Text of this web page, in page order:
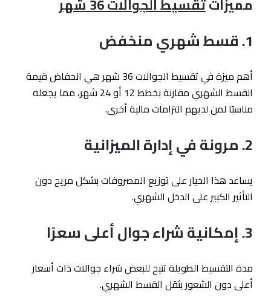
1. قسط شهري منخفض
أهم ميزة في تقسيط الجوالات 36 شهر هي انخفاض قيمة
القسط الشهري مقارنة بخطط 12 أو 24 شهر، مما يجعله
مناسبًا لمن لديهم التزامات مالية أخرى.
2. مرونة في إدارة الميزانية
يساعد هذا الخيار على توزيع المصروفات بشكل مريح دون
التأثير الكبير على الدخل الشهري.
3. إمكانية شراء جوال أعلى سعرًا
مدة التقسيط الطويلة تتيح للبعض شراء جوالات ذات أسعار
أعلى دون الشعور بثقل القسط الشهري.